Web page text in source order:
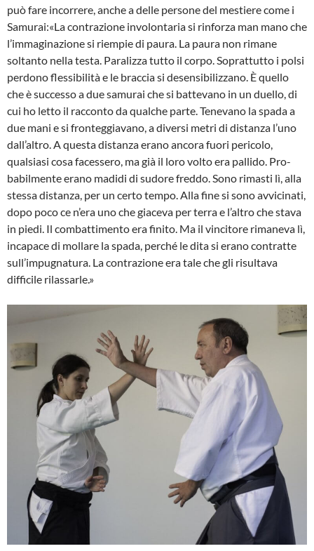
può fare incorrere, an­che a delle persone del mestiere come i
Samurai:«La contrazione involontaria si rinforza man mano che
l’immaginazione si riempie di paura. La paura non rimane
soltanto nella testa. Paralizza tutto il corpo. Soprattutto i polsi
perdono flessibilità e le braccia si desensibilizzano. È quello
che è successo a due samurai che si battevano in un duello, di
cui ho letto il racconto da qualche parte. Tenevano la spada a
due mani e si fronteggiavano, a diversi metri di distanza l’uno
dall’altro. A questa distanza erano ancora fuori pericolo,
qualsiasi cosa facessero, ma già il loro volto era pallido. Pro­
babilmente erano madidi di sudore freddo. Sono rimasti lì, alla
stessa distanza, per un cer­to tempo. Alla fine si sono avvicinati,
dopo poco ce n’era uno che giaceva per terra e l’altro che stava
in piedi. Il combattimento era finito. Ma il vincitore rimaneva lì,
incapace di mol­lare la spada, perché le dita si erano contratte
sull’impugnatura. La contrazione era tale che gli risultava
difficile rilassarle.»